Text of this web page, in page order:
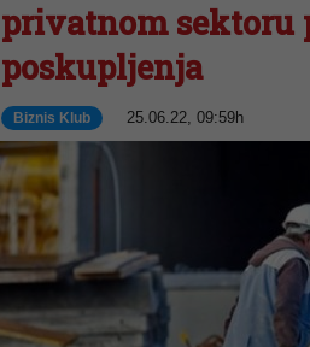
privatnom sektoru
poskupljenja
Biznis Klub 25.06.22, 09:59h